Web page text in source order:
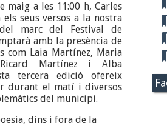
maig a les 11:00 h, Carles
seus versos a la nostra
marc del Festival de
amb la presència de
com Laia Martínez, Maria
Ricard Martínez i Alba
tercera edició ofereix
durant el matí i diversos
del municipi.
dins i fora de la